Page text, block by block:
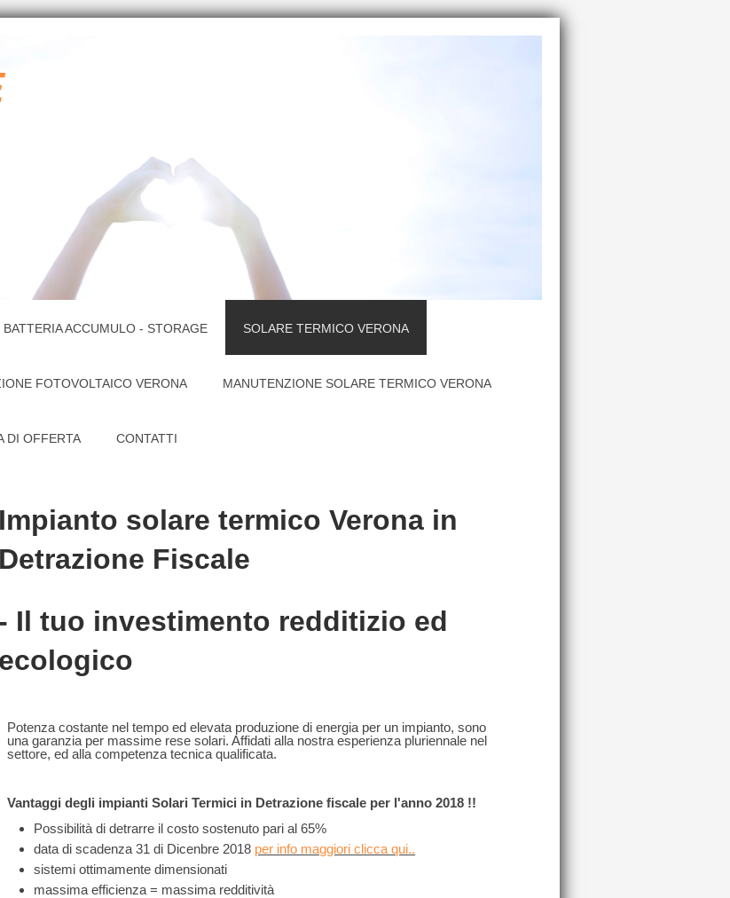
BATTERIA ACCUMULO - STORAGE SOLARE TERMICO VERONA
FOTOVOLTAICO VERONA MANUTENZIONE SOLARE TERMICO VERONA
DI OFFERTA CONTATTI
Impianto solare termico Verona in
Detrazione Fiscale
- Il tuo investimento redditizio ed
ecologico
Potenza costante nel tempo ed elevata produzione di energia per un impianto, sono
una garanzia per massime rese solari. Affidati alla nostra esperienza pluriennale nel
settore, ed alla competenza tecnica qualificata.
Vantaggi degli impianti Solari Termici in Detrazione fiscale per l'anno 2018 !!
Possibilità di detrarre il costo sostenuto pari al 65%
data di scadenza 31 di Dicenbre 2018 per info maggiori clicca qui..
sistemi ottimamente dimensionati
massima efficienza = massima redditività